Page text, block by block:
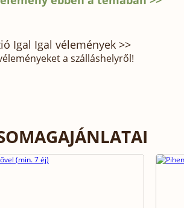
Igal Igal vélemények >>
a szálláshelyről!